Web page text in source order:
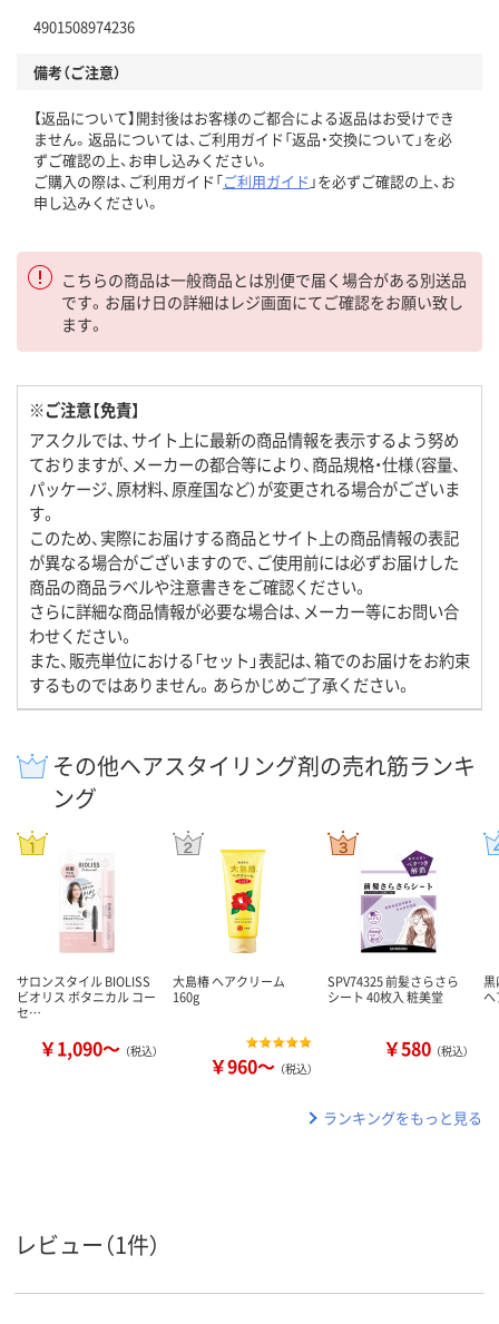
4901508974236
備考（ご注意）
【返品について】開封後はお客様のご都合による返品はお受けでき
ません。返品については、ご利用ガイド「返品・交換について」を必
ずご確認の上、お申し込みください。
ご購入の際は、ご利用ガイド「ご利用ガイド 」を必ずご確認の上、お
申し込みください。
こちらの商品は一般商品とは別便で届く場合がある別送品
です。お届け日の詳細はレジ画面にてご確認をお願い致し
ます。
※ご注意【免責】
アスクルでは、サイト上に最新の商品情報を表示するよう努め
ておりますが、メーカーの都合等により、商品規格・仕様（容量、
パッケージ、原材料、原産国など）が変更される場合がございま
す。
このため、実際にお届けする商品とサイト上の商品情報の表記
が異なる場合がございますので、ご使用前には必ずお届けした
商品の商品ラベルや注意書きをご確認ください。
さらに詳細な商品情報が必要な場合は、メーカー等にお問い合
わせください。
また、販売単位における「セット」表記は、箱でのお届けをお約束
するものではありません。あらかじめご了承ください。
その他ヘアスタイリング剤の売れ筋ランキ
ング
サロンスタイル BIOLISS
ビオリス ボタニカル コー
セ…
￥1,090～ （税込）
大島椿 ヘアクリーム
160g
￥960～ （税込）
SPV74325 前髪さらさら
シート 40枚入 粧美堂
￥580 （税込）
黒
ランキングをもっと見る
レビュー（1件）